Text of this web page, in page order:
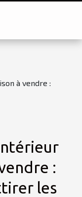
à vendre :
:
les